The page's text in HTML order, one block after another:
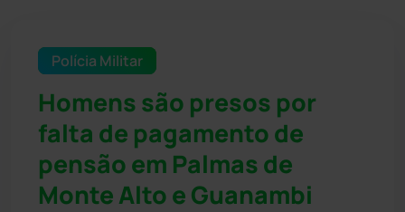
Polícia Militar
Homens são presos por
falta de pagamento de
pensão em Palmas de
Monte Alto e Guanambi